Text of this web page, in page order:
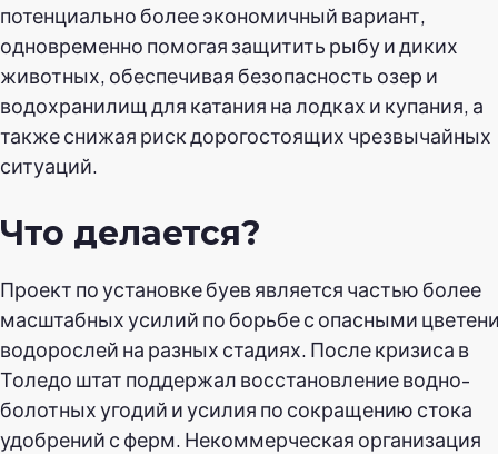
потенциально более экономичный вариант,
одновременно помогая защитить рыбу и диких
животных, обеспечивая безопасность озер и
водохранилищ для катания на лодках и купания, а
также снижая риск дорогостоящих чрезвычайных
ситуаций.
Что делается?
Проект по установке буев является частью более
масштабных усилий по борьбе с опасными
водорослей на разных стадиях. После кризиса в
Толедо штат поддержал восстановление водно-
болотных угодий и усилия по сокращению стока
удобрений с ферм. Некоммерческая организация